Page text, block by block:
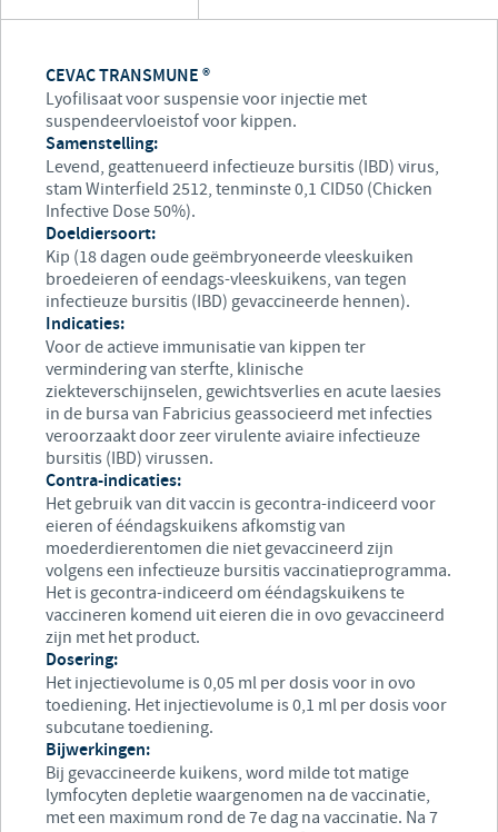
CEVAC TRANSMUNE ®
Lyofilisaat voor suspensie voor injectie met
suspendeervloeistof voor kippen.
Samenstelling:
Levend, geattenueerd infectieuze bursitis (IBD) virus,
stam Winterfield 2512, tenminste 0,1 CID50 (Chicken
Infective Dose 50%).
Doeldiersoort:
Kip (18 dagen oude geëmbryoneerde vleeskuiken
broedeieren of eendags-vleeskuikens, van tegen
infectieuze bursitis (IBD) gevaccineerde hennen).
Indicaties:
Voor de actieve immunisatie van kippen ter
vermindering van sterfte, klinische
ziekteverschijnselen, gewichtsverlies en acute laesies
in de bursa van Fabricius geassocieerd met infecties
veroorzaakt door zeer virulente aviaire infectieuze
bursitis (IBD) virussen.
Contra-indicaties:
Het gebruik van dit vaccin is gecontra-indiceerd voor
eieren of ééndagskuikens afkomstig van
moederdierentomen die niet gevaccineerd zijn
volgens een infectieuze bursitis vaccinatieprogramma.
Het is gecontra-indiceerd om ééndagskuikens te
vaccineren komend uit eieren die in ovo gevaccineerd
zijn met het product.
Dosering:
Het injectievolume is 0,05 ml per dosis voor in ovo
toediening. Het injectievolume is 0,1 ml per dosis voor
subcutane toediening.
Bijwerkingen:
Bij gevaccineerde kuikens, word milde tot matige
lymfocyten depletie waargenomen na de vaccinatie,
met een maximum rond de 7e dag na vaccinatie. Na 7